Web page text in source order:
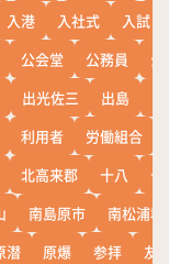
入港 入社式
入試
公会堂 公務員
公
出光佐三 出島
利用者 労働組合
北高来郡 十八
十
南島原市
南松浦郡
潜 原爆 参拝
友